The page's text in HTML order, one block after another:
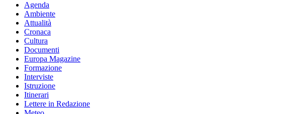
Agenda
Ambiente
Attualità
Cronaca
Cultura
Documenti
Europa Magazine
Formazione
Interviste
Istruzione
Itinerari
Lettere in Redazione